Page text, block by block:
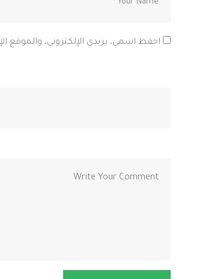
احفظ اسمي، بريدي الإلكتروني، والموقع